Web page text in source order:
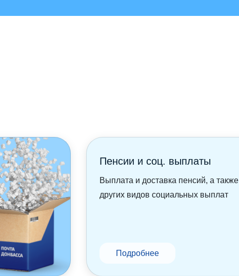
Пенсии и соц. выплаты
Выплата и доставка пенсий, а также
других видов социальных выплат
Подробнее